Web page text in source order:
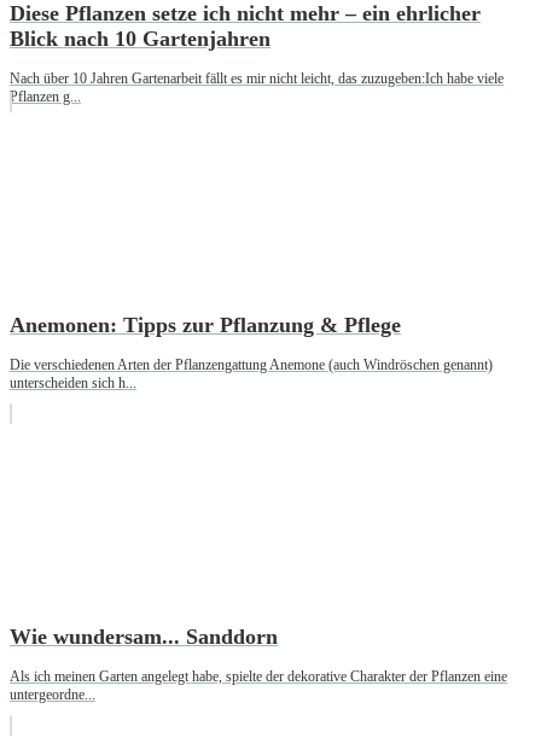
Diese Pflanzen setze ich nicht mehr – ein ehrlicher
Blick nach 10 Gartenjahren
Nach über 10 Jahren Gartenarbeit fällt es mir nicht leicht, das zuzugeben:Ich habe viele
Pflanzen g...
Anemonen: Tipps zur Pflanzung & Pflege
Die verschiedenen Arten der Pflanzengattung Anemone (auch Windröschen genannt)
unterscheiden sich h...
Wie wundersam... Sanddorn
Als ich meinen Garten angelegt habe, spielte der dekorative Charakter der Pflanzen eine
untergeordne...